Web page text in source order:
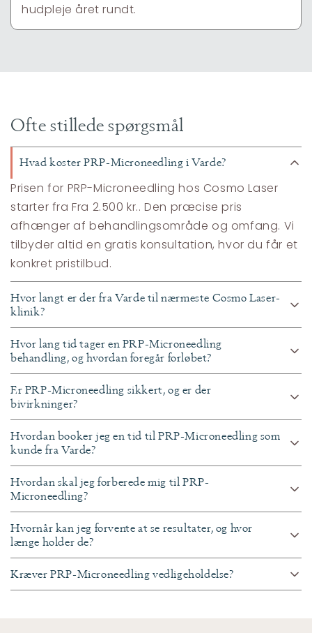
hudpleje året rundt.
Ofte stillede spørgsmål
Hvad koster PRP-Microneedling i Varde?
Prisen for PRP-Microneedling hos Cosmo Laser
starter fra Fra 2.500 kr.. Den præcise pris
afhænger af behandlingsområde og omfang. Vi
tilbyder altid en gratis konsultation, hvor du får et
konkret pristilbud.
Hvor langt er der fra Varde til nærmeste Cosmo Laser-
klinik?
Hvor lang tid tager en PRP-Microneedling
behandling, og hvordan foregår forløbet?
Er PRP-Microneedling sikkert, og er der
bivirkninger?
Hvordan booker jeg en tid til PRP-Microneedling som
kunde fra Varde?
Hvordan skal jeg forberede mig til PRP-
Microneedling?
Hvornår kan jeg forvente at se resultater, og hvor
længe holder de?
Kræver PRP-Microneedling vedligeholdelse?